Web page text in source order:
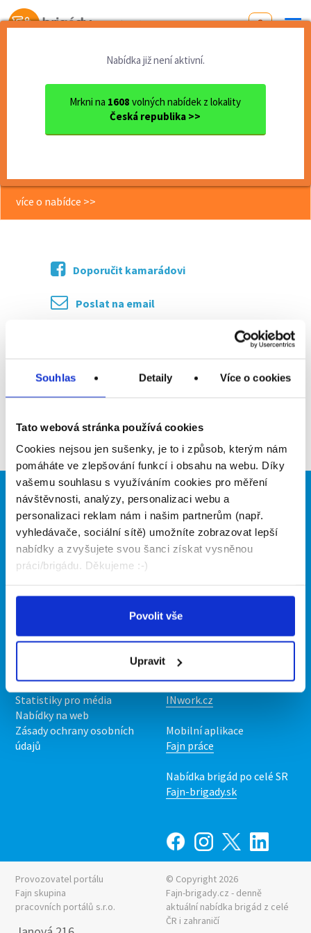
Souhlas Detaily Více o cookies
Tato webová stránka používá cookies
Cookies nejsou jen sušenky, je to i způsob, kterým nám
pomáháte ve zlepšování funkcí i obsahu na webu. Díky
vašemu souhlasu s využíváním cookies pro měření
návštěvnosti, analýzy, personalizaci webu a
personalizaci reklam nám i našim partnerům (např.
vyhledávače, sociální sítě) umožníte zobrazovat lepší
nabídky a zvyšujete svou šanci získat vysněnou
práci/brigádu. Děkujeme :-)
Povolit vše
Upravit
Od první brigády
Nabídka již není aktivní.
Mrkni na 1608 volných nabídek z lokality
Česká republika >>
Středočeský kraj
okres Praha-východ
Odolena Voda
FAJN BRIGÁDA: POKLADNA NEBO...
FAJN BRIGÁDA: POKLADNA NEBO
více o nabídce >>
Doporučit kamarádovi
Poslat na email
Zpět
Brigádníci
Články
Hledané brigády
Firmy
Vložit inzerát
Ceník
Kontakt
Upravit předvolby cookies
Statistiky pro média
Nabídky na web
Zásady ochrany osobních
údajů
Naše další projekty
Mobilní aplikace
Nabídka práce z celé ČR
INwork.cz
Mobilní aplikace
Fajn práce
Nabídka brigád po celé SR
Fajn-brigady.sk
Provozovatel portálu
Fajn skupina
pracovních portálů s.r.o.
© Copyright 2026
Fajn-brigady.cz - denně
aktuální nabídka brigád z celé
ČR i zahraničí